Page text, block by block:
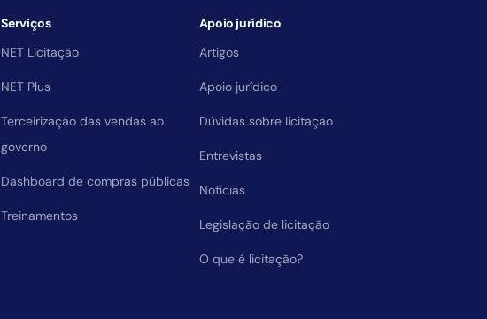
Serviços
NET Licitação
NET Plus
Terceirização das vendas ao
governo
Dashboard de compras públicas
Treinamentos
Apoio jurídico
Artigos
Apoio jurídico
Dúvidas sobre licitação
Entrevistas
Notícias
Legislação de licitação
O que é licitação?